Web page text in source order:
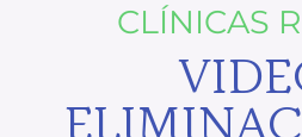
CLÍNICAS